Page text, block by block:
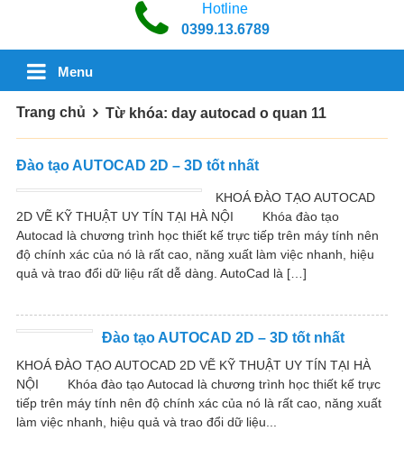
Hotline
0399.13.6789
Menu
Trang chủ Từ khóa: day autocad o quan 11
Đào tạo AUTOCAD 2D – 3D tốt nhất
KHOÁ ĐÀO TẠO AUTOCAD
2D VẼ KỸ THUẬT UY TÍN TẠI HÀ NỘI Khóa đào tạo
Autocad là chương trình học thiết kế trực tiếp trên máy tính nên
độ chính xác của nó là rất cao, năng xuất làm việc nhanh, hiệu
quả và trao đổi dữ liệu rất dễ dàng. AutoCad là […]
Đào tạo AUTOCAD 2D – 3D tốt nhất
KHOÁ ĐÀO TẠO AUTOCAD 2D VẼ KỸ THUẬT UY TÍN TẠI HÀ
NỘI Khóa đào tạo Autocad là chương trình học thiết kế trực
tiếp trên máy tính nên độ chính xác của nó là rất cao, năng xuất
làm việc nhanh, hiệu quả và trao đổi dữ liệu...